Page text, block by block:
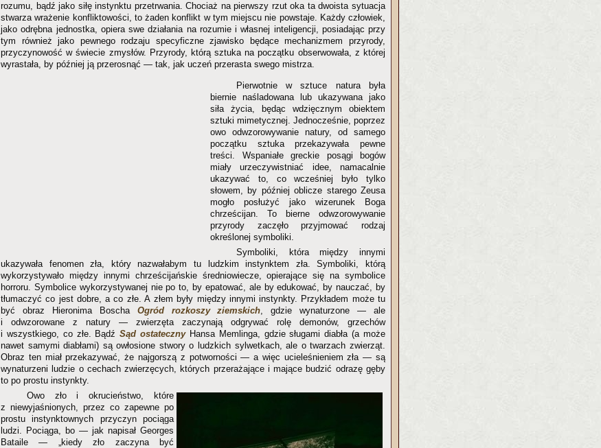
rozumu, bądź jako siłę instynktu przetrwania. Chociaż na pierwszy rzut oka ta dwoista sytuacja
stwarza wrażenie konfliktowości, to żaden konflikt w tym miejscu nie powstaje. Każdy człowiek,
jako odrębna jednostka, opiera swe działania na rozumie i własnej inteligencji, posiadając przy
tym również jako pewnego rodzaju specyficzne zjawisko będące mechanizmem przyrody,
przyczynowość w świecie zmysłów. Przyrody, którą sztuka na początku obserwowała, z której
wyrastała, by później ją przerosnąć — tak, jak uczeń przerasta swego mistrza.
Pierwotnie w sztuce natura była
biernie naśladowana lub ukazywana jako
siła życia, będąc wdzięcznym obiektem
sztuki mimetycznej. Jednocześnie, poprzez
owo odwzorowywanie natury, od samego
początku sztuka przekazywała pewne
treści. Wspaniałe greckie posągi bogów
miały urzeczywistniać idee, namacalnie
ukazywać to, co wcześniej było tylko
słowem, by później oblicze starego Zeusa
mogło posłużyć jako wizerunek Boga
chrześcijan. To bierne odwzorowywanie
przyrody zaczęło przyjmować rodzaj
określonej symboliki.
Symboliki, która między innymi
ukazywała fenomen zła, który nazwałabym tu ludzkim instynktem zła. Symboliki, którą
wykorzystywało między innymi chrześcijańskie średniowiecze, opierające się na symbolice
horroru. Symbolice wykorzystywanej nie po to, by epatować, ale by edukować, by nauczać, by
tłumaczyć co jest dobre, a co złe. A złem były między innymi instynkty. Przykładem może tu
być obraz Hieronima Boscha Ogród rozkoszy ziemskich, gdzie wynaturzone — ale
i odwzorowane z natury — zwierzęta zaczynają odgrywać rolę demonów, grzechów
i wszystkiego, co złe. BądźSąd ostatecznyHansa Memlinga, gdzie sługami diabła (a może
nawet samymi diabłami) są owłosione stwory o ludzkich sylwetkach, ale o twarzach zwierząt.
Obraz ten miał przekazywać, że najgorszą z potworności — a więc ucieleśnieniem zła — są
wynaturzeni ludzie o cechach zwierzęcych, których przerażające i mające budzić odrazę gęby
to po prostu instynkty.
Owo zło i okrucieństwo, które
z niewyjaśnionych, przez co zapewne po
prostu instynktownych przyczyn pociąga
ludzi. Pociąga, bo — jak napisał Georges
Bataile — „kiedy zło zaczyna być